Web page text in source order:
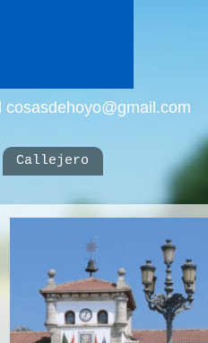
Callejero